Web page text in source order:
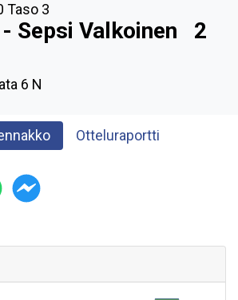
Taso 3
Sepsi Valkoinen
2
6 N
Otteluraportti